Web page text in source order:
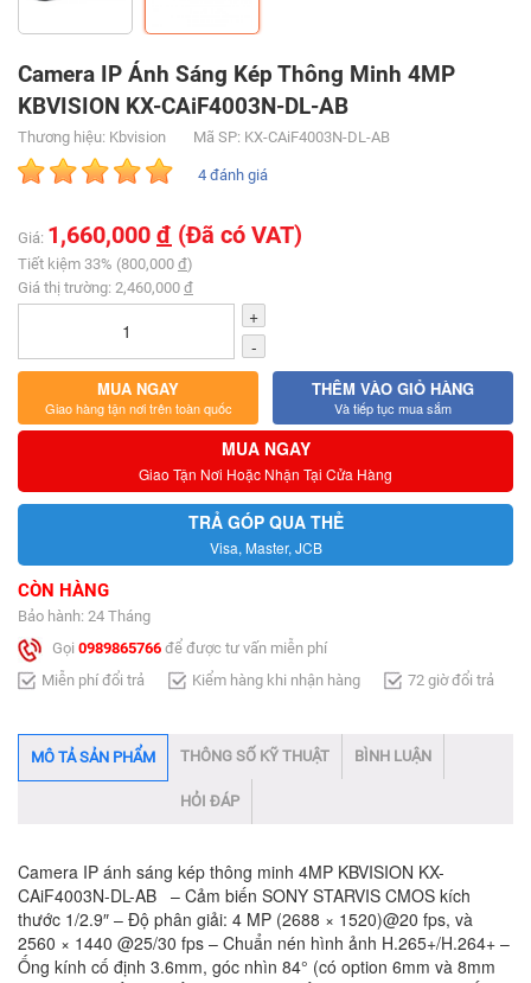
Camera IP Ánh Sáng Kép Thông Minh 4MP
KBVISION KX-CAiF4003N-DL-AB
Thương hiệu: Kbvision Mã SP: KX-CAiF4003N-DL-AB
4 đánh giá
Giá: 1,660,000 đ (Đã có VAT)
Tiết kiệm 33% (800,000 đ)
Giá thị trường: 2,460,000 đ
+
-
MUA NGAY
Giao hàng tận nơi trên toàn quốc
THÊM VÀO GIỎ HÀNG
Và tiếp tục mua sắm
MUA NGAY
Giao Tận Nơi Hoặc Nhận Tại Cửa Hàng
TRẢ GÓP QUA THẺ
Visa, Master, JCB
CÒN HÀNG
Bảo hành: 24 Tháng
Gọi 0989865766 để được tư vấn miễn phí
Miễn phí đổi trả
Kiểm hàng khi nhận hàng 72 giờ đổi trả
MÔ TẢ SẢN PHẨM THÔNG SỐ KỸ THUẬT BÌNH LUẬN
HỎI ĐÁP
Camera IP ánh sáng kép thông minh 4MP KBVISION KX-
CAiF4003N-DL-AB – Cảm biến SONY STARVIS CMOS kích
thước 1/2.9″ – Độ phân giải: 4 MP (2688 × 1520)@20 fps, và
2560 × 1440 @25/30 fps – Chuẩn nén hình ảnh H.265+/H.264+ –
Ống kính cố định 3.6mm, góc nhìn 84° (có option 6mm và 8mm